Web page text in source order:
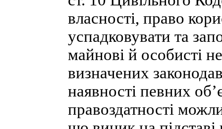
власності, право
успадковувати та
майнові й особисті
визначених
наявності певних
правоздатності